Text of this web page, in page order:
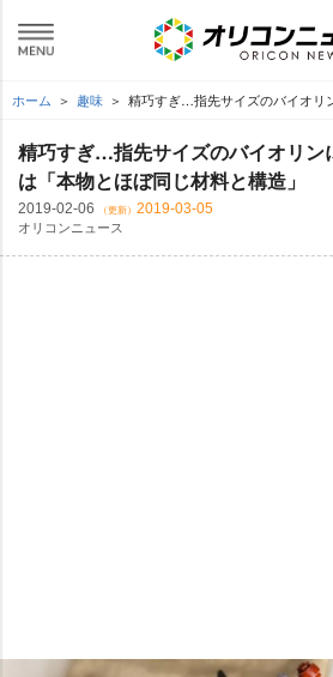
ホーム 趣味 精巧すぎ…指先サイズのバイオリ
精巧すぎ…指先サイズのバイオリン
は「本物とほぼ同じ材料と構造」
2019-02-06 （更新） 2019-03-05
オリコンニュース